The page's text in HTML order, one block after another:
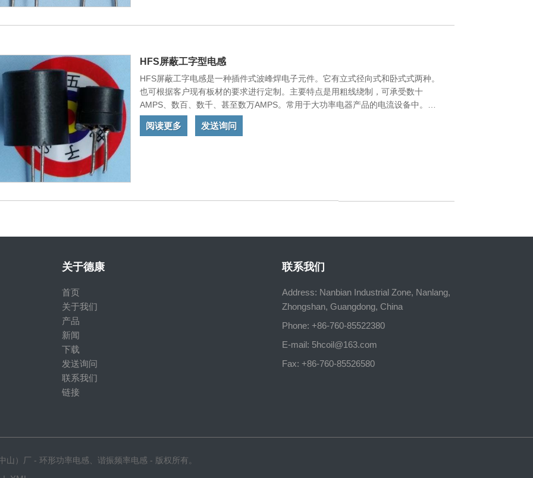
HFS屏蔽工字型电感
HFS屏蔽工字电感是一种插件式波峰焊电子元件。它有立式径向式和卧式式两种。
也可根据客户现有板材的要求进行定制。主要特点是用粗线绕制，可承受数十
AMPS、数百、数千、甚至数万AMPS。常用于大功率电器产品的电流设备中。我
们的产品符合欧盟标准，并出口到中国和世界其他国家。
阅读更多 发送询问
联系我们
Address: Nanbian Industrial Zone, Nanlang,
Zhongshan, Guangdong, China
Phone: +86-760-85522380
E-mail: 5hcoil@163.com
Fax: +86-760-85526580
关于德康
首页
关于我们
产品
新闻
下载
发送询问
联系我们
链接
山）厂 - 环形功率电感、谐振频率电感 - 版权所有。